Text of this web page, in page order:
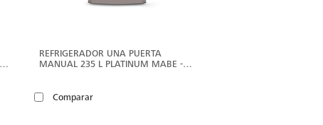
REFRIGERADOR UNA PUERTA
MANUAL 235 L PLATINUM MABE -
Comparar